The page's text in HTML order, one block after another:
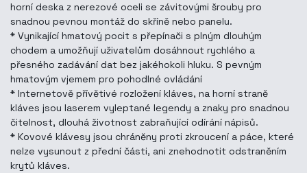
horní deska z nerezové oceli se závitovými šrouby pro
snadnou pevnou montáž do skříně nebo panelu.
* Vynikající hmatový pocit s přepínači s plným dlouhým
chodem a umožňují uživatelům dosáhnout rychlého a
přesného zadávání dat bez jakéhokoli hluku. S pevným
hmatovým vjemem pro pohodlné ovládání
* Internetově přívětivé rozložení kláves, na horní straně
kláves jsou laserem vyleptané legendy a znaky pro snadnou
čitelnost, dlouhá životnost zabraňující odírání nápisů.
* Kovové klávesy jsou chráněny proti zkroucení a páce, které
nelze vysunout z přední části, ani znehodnotit odstraněním
krytů kláves.